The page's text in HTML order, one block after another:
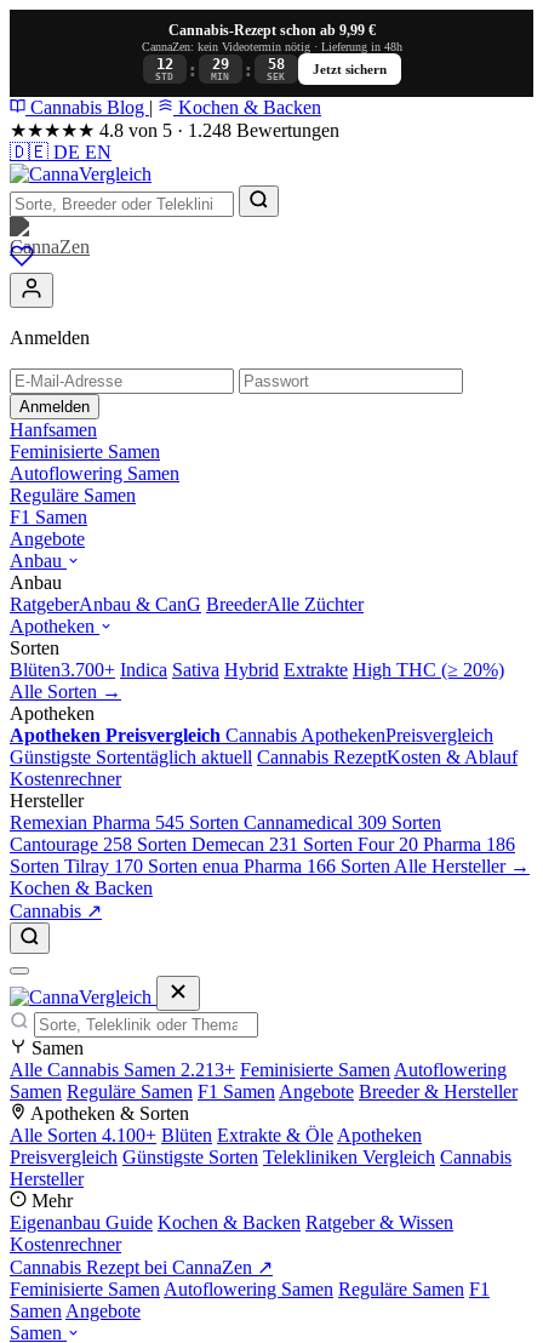
Cannabis-Rezept schon ab 9,99 €
CannaZen: kein Videotermin nötig · Lieferung in 48h
12
STD : 29
MIN : 58
SEK
Jetzt sichern
Cannabis Blog |
Kochen & Backen
★★★★★ 4.8 von 5 · 1.248 Bewertungen
🇩🇪 DE EN
Anmelden
Anmelden
Hanfsamen
Feminisierte Samen
Autoflowering Samen
Reguläre Samen
F1 Samen
Angebote
Anbau
Anbau
RatgeberAnbau & CanG BreederAlle Züchter
Apotheken
Sorten
Blüten3.700+ Indica Sativa Hybrid Extrakte High THC (≥ 20%)
Alle Sorten →
Apotheken
Apotheken Preisvergleich Cannabis ApothekenPreisvergleich
Günstigste Sortentäglich aktuell Cannabis RezeptKosten & Ablauf
Kostenrechner
Hersteller
Remexian Pharma 545 Sorten Cannamedical 309 Sorten
Cantourage 258 Sorten Demecan 231 Sorten Four 20 Pharma 186
Sorten Tilray 170 Sorten enua Pharma 166 Sorten Alle Hersteller →
Kochen & Backen
Cannabis ↗
Samen
Alle Cannabis Samen 2.213+ Feminisierte Samen Autoflowering
Samen Reguläre Samen F1 Samen Angebote Breeder & Hersteller
Apotheken & Sorten
Alle Sorten 4.100+ Blüten Extrakte & Öle Apotheken
Preisvergleich Günstigste Sorten Telekliniken Vergleich Cannabis
Hersteller
Mehr
Eigenanbau Guide Kochen & Backen Ratgeber & Wissen
Kostenrechner
Cannabis Rezept bei CannaZen ↗
Feminisierte Samen Autoflowering Samen Reguläre Samen F1
Samen Angebote
Samen